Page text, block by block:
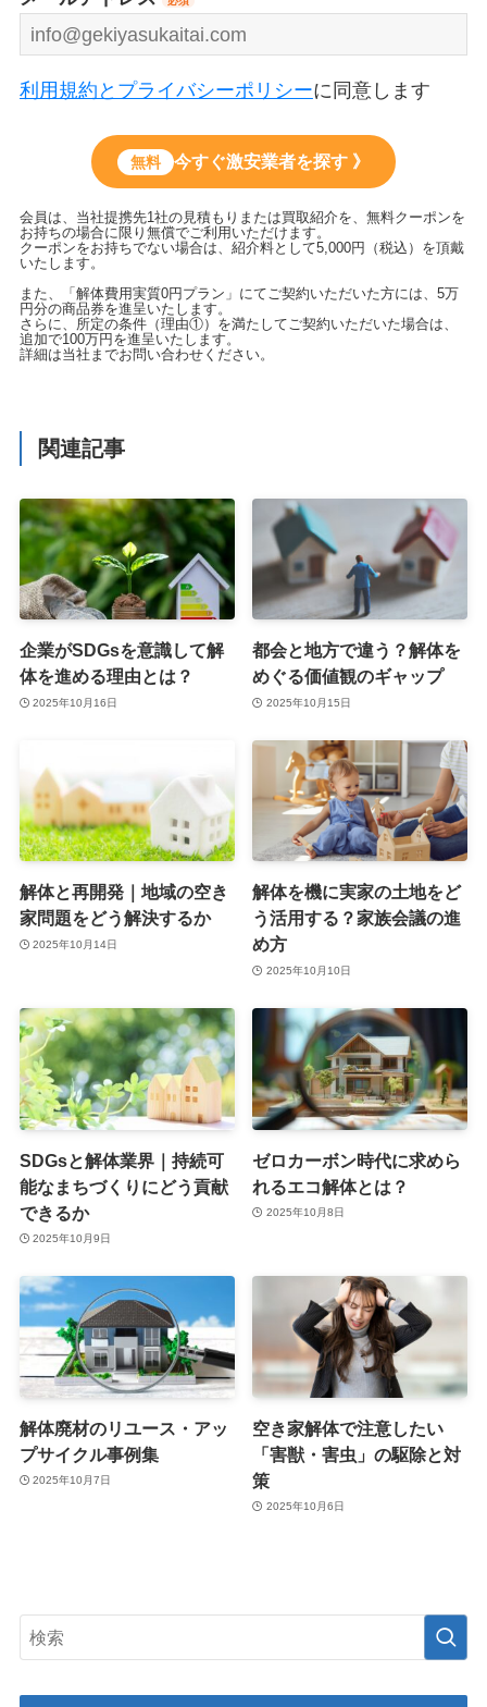
利用規約とプライバシーポリシーに同意します
無料 今すぐ激安業者を探す 》
会員は、当社提携先1社の見積もりまたは買取紹介を、無料クーポンを
お持ちの場合に限り無償でご利用いただけます。
クーポンをお持ちでない場合は、紹介料として5,000円（税込）を頂戴
いたします。
また、「解体費用実質0円プラン」にてご契約いただいた方には、5万
円分の商品券を進呈いたします。
さらに、所定の条件（理由①）を満たしてご契約いただいた場合は、
追加で100万円を進呈いたします。
詳細は当社までお問い合わせください。
関連記事
企業がSDGsを意識して解
体を進める理由とは？
2025年10月16日
都会と地方で違う？解体を
めぐる価値観のギャップ
2025年10月15日
解体と再開発｜地域の空き
家問題をどう解決するか
2025年10月14日
解体を機に実家の土地をど
う活用する？家族会議の進
め方
2025年10月10日
SDGsと解体業界｜持続可
能なまちづくりにどう貢献
できるか
2025年10月9日
ゼロカーボン時代に求めら
れるエコ解体とは？
2025年10月8日
解体廃材のリユース・アッ
プサイクル事例集
2025年10月7日
空き家解体で注意したい
「害獣・害虫」の駆除と対
策
2025年10月6日